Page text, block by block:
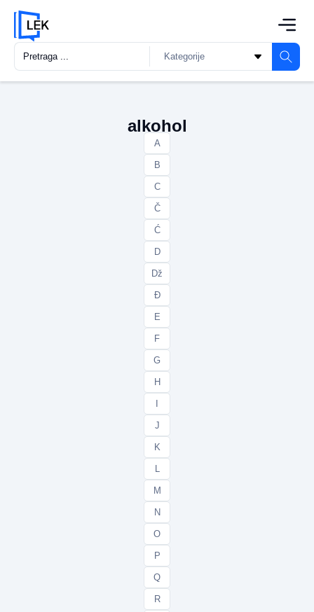
alkohol
A
B
C
Č
Ć
D
Dž
Đ
E
F
G
H
J
K
L
M
N
O
P
Q
R